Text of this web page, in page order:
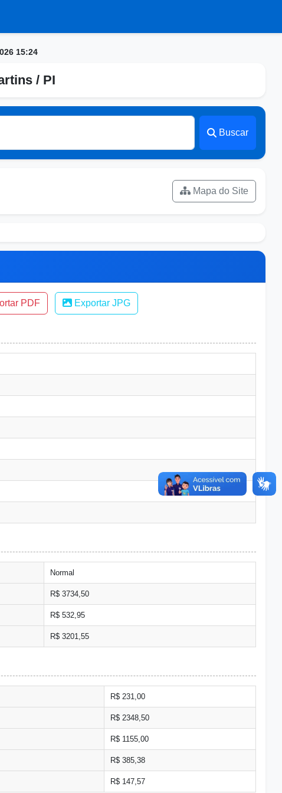
15:24
/ PI
Buscar
Mapa do Site
PDF Exportar JPG
Normal
R$ 3734,50
R$ 532,95
R$ 3201,55
R$ 231,00
R$ 2348,50
R$ 1155,00
R$ 385,38
R$ 147,57